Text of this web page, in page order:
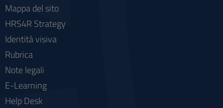
Mappa del sito
HRS4R Strategy
Identità visiva
Rubrica
Note legali
E-Learning
Help Desk